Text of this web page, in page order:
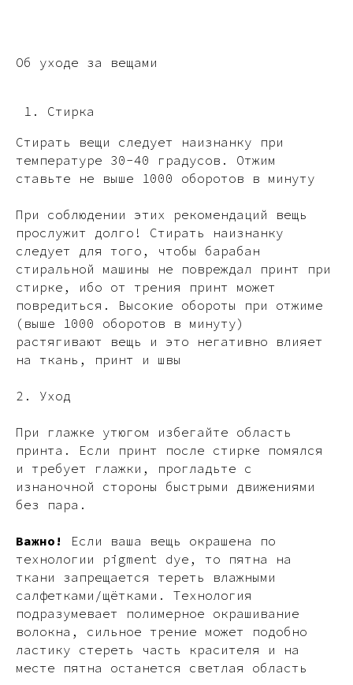
Об уходе за вещами
Стирка
Стирать вещи следует наизнанку при
температуре 30-40 градусов. Отжим
ставьте не выше 1000 оборотов в минуту
При соблюдении этих рекомендаций вещь
прослужит долго! Стирать наизнанку
следует для того, чтобы барабан
стиральной машины не повреждал принт при
стирке, ибо от трения принт может
повредиться. Высокие обороты при отжиме
(выше 1000 оборотов в минуту)
растягивают вещь и это негативно влияет
на ткань, принт и швы
2. Уход
При глажке утюгом избегайте область
принта. Если принт после стирке помялся
и требует глажки, прогладьте с
изнаночной стороны быстрыми движениями
без пара.
Важно! Если ваша вещь окрашена по
технологии pigment dye, то пятна на
ткани запрещается тереть влажными
салфетками/щётками. Технология
подразумевает полимерное окрашивание
волокна, сильное трение может подобно
ластику стереть часть красителя и на
месте пятна останется светлая область